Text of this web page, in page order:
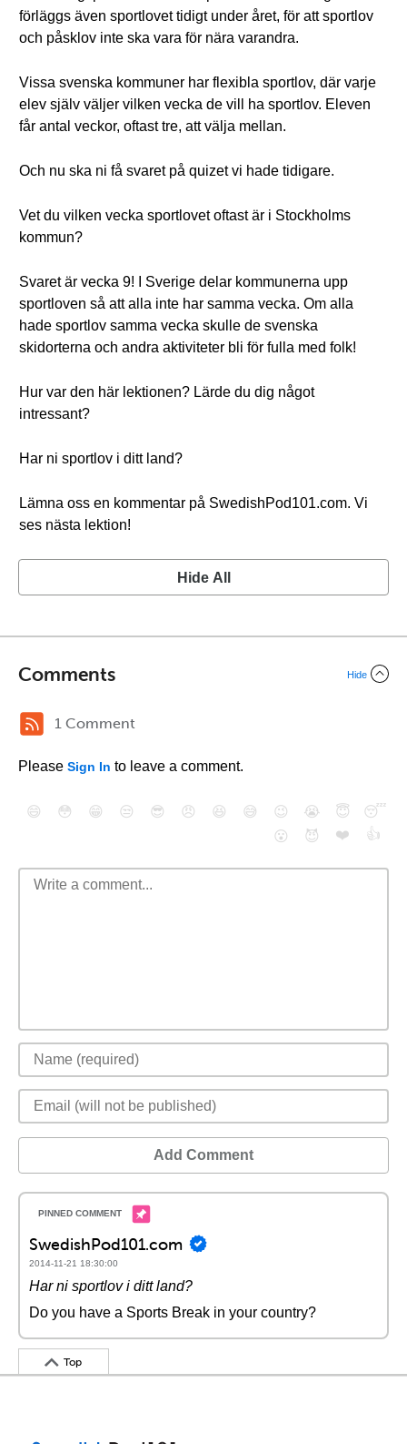
förläggs även sportlovet tidigt under året, för att sportlov
och påsklov inte ska vara för nära varandra.
Vissa svenska kommuner har flexibla sportlov, där varje
elev själv väljer vilken vecka de vill ha sportlov. Eleven
får antal veckor, oftast tre, att välja mellan.
Och nu ska ni få svaret på quizet vi hade tidigare.
Vet du vilken vecka sportlovet oftast är i Stockholms
kommun?
Svaret är vecka 9! I Sverige delar kommunerna upp
sportloven så att alla inte har samma vecka. Om alla
hade sportlov samma vecka skulle de svenska
skidorterna och andra aktiviteter bli för fulla med folk!
Hur var den här lektionen? Lärde du dig något
intressant?
Har ni sportlov i ditt land?
Lämna oss en kommentar på SwedishPod101.com. Vi
ses nästa lektion!
Hide All
Comments Hide
1 Comment
Please Sign In to leave a comment.
😄 😳 😁 😒 😎 😠 😆 😅 😉 😭 😇
😴
😮
😈 ❤️ 👍
Add Comment
SwedishPod101.com
2014-11-21 18:30:00
Har ni sportlov i ditt land?
Do you have a Sports Break in your country?
Top